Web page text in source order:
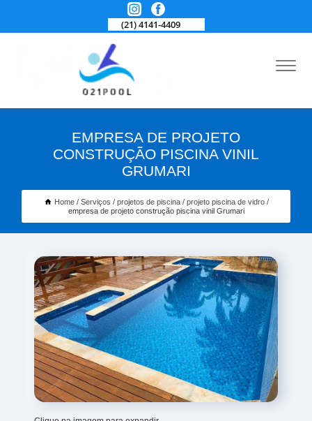
(21) 4141-4409
EMPRESA DE PROJETO
CONSTRUÇÃO PISCINA VINIL
GRUMARI
Home Serviços projetos de piscina
projeto piscina de vidro
empresa de projeto construção piscina vinil Grumari